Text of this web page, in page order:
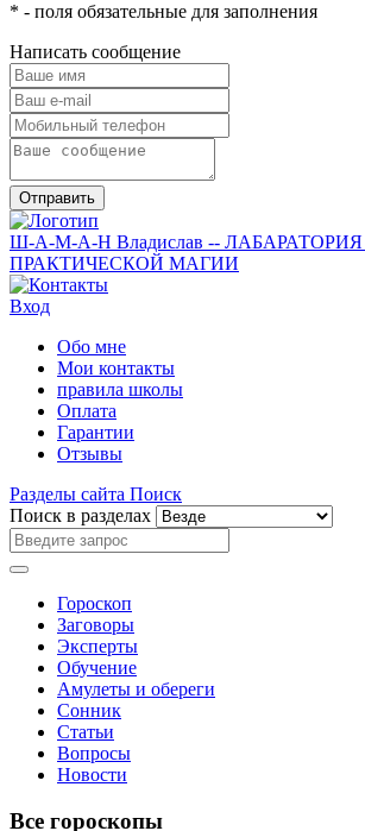
* - поля обязательные для заполнения
Написать сообщение
Отправить
Ш-А-М-А-Н Владислав -- ЛАБАРАТОРИЯ
ПРАКТИЧЕСКОЙ МАГИИ
Вход
Обо мне
Мои контакты
правила школы
Оплата
Гарантии
Отзывы
Разделы сайта Поиск
Поиск в разделах
Гороскоп
Заговоры
Эксперты
Обучение
Амулеты и обереги
Сонник
Статьи
Вопросы
Новости
Все гороскопы